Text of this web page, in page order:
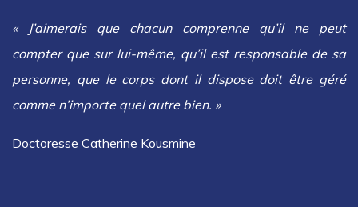
« J’aimerais que chacun comprenne qu’il ne peut
compter que sur lui-même, qu’il est responsable de sa
personne, que le corps dont il dispose doit être géré
comme n’importe quel autre bien. »
Doctoresse Catherine Kousmine